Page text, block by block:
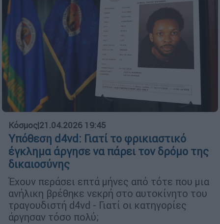
Κόσμος|21.04.2026 19:45
Υπόθεση d4vd: Γιατί το φρικιαστικό
έγκλημα άργησε να πάρει τον δρόμο της
δικαιοσύνης
Έχουν περάσει επτά μήνες από τότε που μια
ανήλικη βρέθηκε νεκρή στο αυτοκίνητο του
τραγουδιστή d4vd - Γιατί οι κατηγορίες
άργησαν τόσο πολύ;